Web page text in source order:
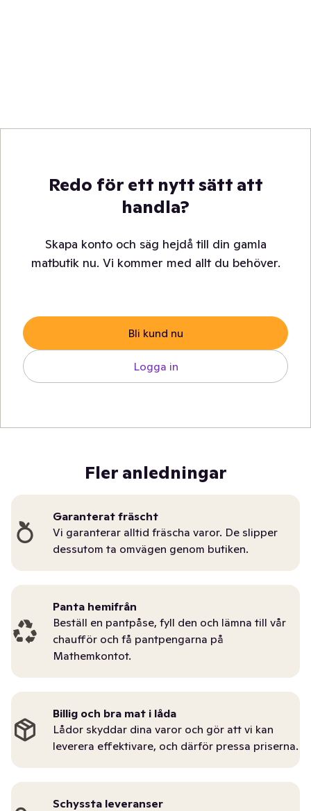
Redo för ett nytt sätt att
handla?
Skapa konto och säg hejdå till din gamla
matbutik nu. Vi kommer med allt du behöver.
Bli kund nu
Logga in
Fler anledningar
Garanterat fräscht
Vi garanterar alltid fräscha varor. De slipper
dessutom ta omvägen genom butiken.
Panta hemifrån
Beställ en pantpåse, fyll den och lämna till vår
chaufför och få pantpengarna på
Mathemkontot.
Billig och bra mat i låda
Lådor skyddar dina varor och gör att vi kan
leverera effektivare, och därför pressa priserna.
Schyssta leveranser